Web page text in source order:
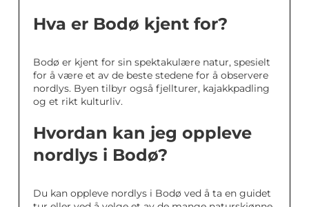
Hva er Bodø kjent for?
Bodø er kjent for sin spektakulære natur, spesielt
for å være et av de beste stedene for å observere
nordlys. Byen tilbyr også fjellturer, kajakkpadling
og et rikt kulturliv.
Hvordan kan jeg oppleve
nordlys i Bodø?
Du kan oppleve nordlys i Bodø ved å ta en guidet